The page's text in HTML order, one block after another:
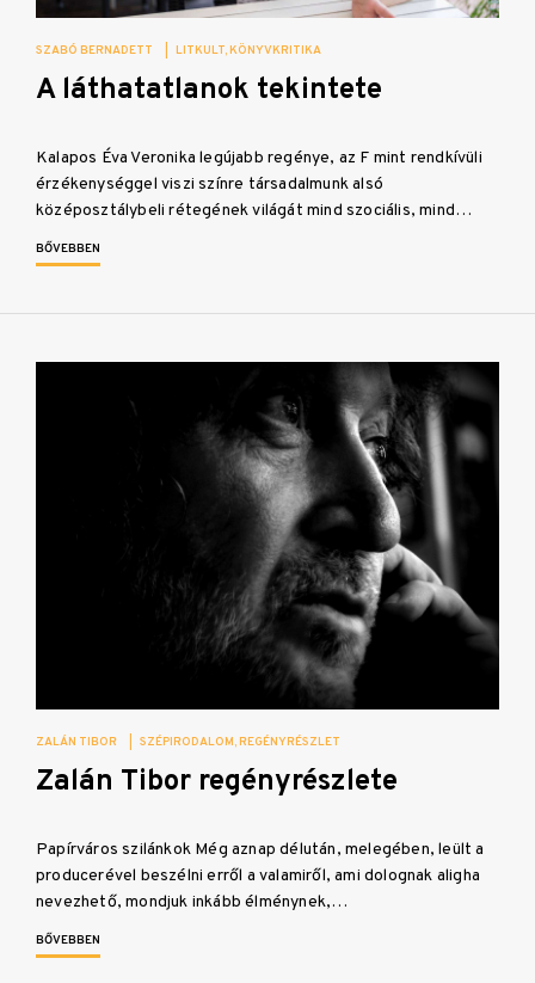
SZABÓ BERNADETT LITKULT KÖNYVKRITIKA
A láthatatlanok tekintete
Kalapos Éva Veronika legújabb regénye, az F mint rendkívüli
érzékenységgel viszi színre társadalmunk alsó
középosztálybeli rétegének világát mind szociális, mind…
BŐVEBBEN
ZALÁN TIBOR SZÉPIRODALOM REGÉNYRÉSZLET
Zalán Tibor regényrészlete
Papírváros szilánkok Még aznap délután, melegében, leült a
producerével beszélni erről a valamiről, ami dolognak aligha
nevezhető, mondjuk inkább élménynek,…
BŐVEBBEN